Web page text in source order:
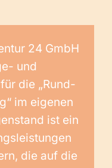
24 GmbH
und
die „Rund-
im eigenen
ist ein
die auf die